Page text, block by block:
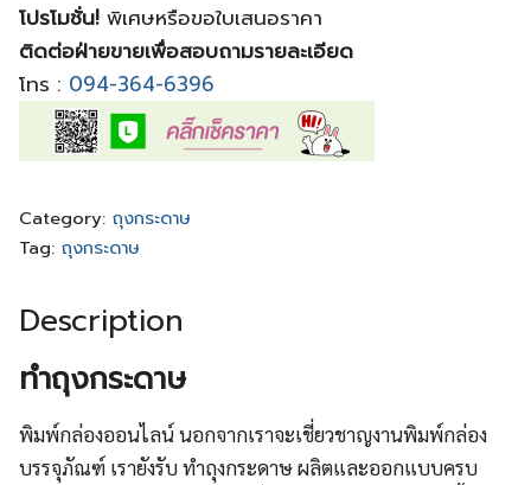
โปรโมชั่น! พิเศษหรือขอใบเสนอราคา
ติดต่อฝ่ายขายเพื่อสอบถามรายละเอียด
โทร : 094-364-6396
Category: ถุงกระดาษ
Tag: ถุงกระดาษ
Description
ทำถุงกระดาษ
พิมพ์กล่องออนไลน์ นอกจากเราจะเชี่ยวชาญงานพิมพ์กล่อง
บรรจุภัณฑ์ เรายังรับ ทำถุงกระดาษ ผลิตและออกแบบครบ